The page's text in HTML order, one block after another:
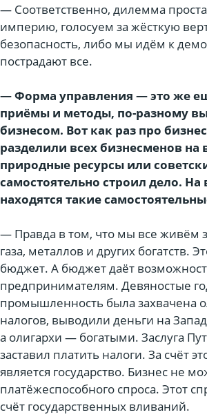
— Соответственно, дилемма
империю, голосуем за жёсткую
безопасность, либо мы идём к
пострадают все.
— Форма управления — это же
приёмы и методы, по-разному
бизнесом. Вот как раз про
разделили всех бизнесменов
природные ресурсы или
самостоятельно строил дело.
находятся такие
— Правда в том, что мы все живём
газа, металлов и других богатств.
бюджет. А бюджет даёт
предпринимателям. Девяностые
промышленность была захвачена
налогов, выводили деньги на
а олигархи — богатыми. Заслуга
заставил платить налоги. За счёт
является государство. Бизнес не
платёжеспособного спроса. Этот
счёт государственных вливаний.